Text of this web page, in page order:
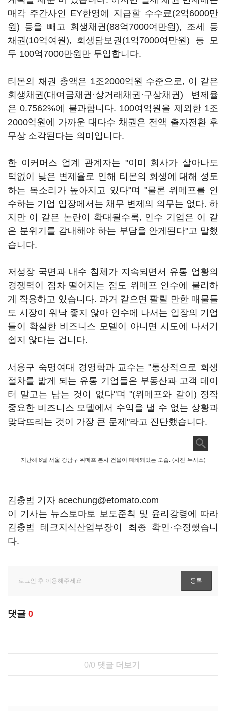
매각 주간사인 EY한영에 지급할 수수료(2억6000만
원) 등을 빼고 회생채권(88억7000여만원), 조세 등
채권(10억여원), 회생담보권(1억7000여만원) 등 모
두 100억7000만원만 투입합니다.
티몬의 채권 총액은 1조2000억원 수준으로, 이 같은
회생채권(대여금채권·상거래채권·구상채권) 변제율
은 0.7562%에 불과합니다. 100여억원을 제외한 1조
2000억원에 가까운 대다수 채권은 전액 출자전환 후
무상 소각된다는 의미입니다.
한 이커머스 업계 관계자는 "이미 회사가 살아나도
턱없이 낮은 변제율로 인해 티몬의 회생에 대해 성토
하는 목소리가 높아지고 있다"며 "물론 위메프를 인
수하는 기업 입장에서는 채무 변제의 의무는 없다. 하
지만 이 같은 논란이 확대될수록, 인수 기업은 이 같
은 분위기를 감내해야 하는 부담을 안게된다"고 말했
습니다.
저성장 국면과 내수 침체가 지속되면서 유통 업황의
경쟁력이 점차 떨어지는 점도 위메프 인수에 불리하
게 작용하고 있습니다. 과거 같으면 팔릴 만한 매물들
도 시장이 워낙 좋지 않아 인수에 나서는 입장의 기업
들이 확실한 비즈니스 모델이 아니면 시도에 나서기
쉽지 않다는 겁니다.
서용구 숙명여대 경영학과 교수는 "통상적으로 회생
절차를 밟게 되는 유통 기업들은 부동산과 고객 데이
터 말고는 남는 것이 없다"며 "(위메프와 같이) 정작
중요한 비즈니스 모델에서 수익을 낼 수 없는 상황과
맞닥뜨리는 것이 가장 큰 문제"라고 진단했습니다.
지난해 8월 서울 강남구 위메프 본사 건물이 폐쇄돼있는 모습. (사진-뉴시스)
김충범 기자 acechung@etomato.com
이 기사는 뉴스토마토 보도준칙 및 윤리강령에 따라
김충범 테크지식산업부장이 최종 확인·수정했습니
다.
댓글 0
0/0 댓글 더보기